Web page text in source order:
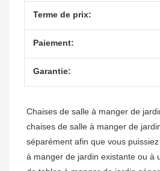
Terme de prix:
Paiement:
Garantie:
Chaises de salle à manger de
chaises de salle à manger de
séparément afin que vous
à manger de jardin existante ou à